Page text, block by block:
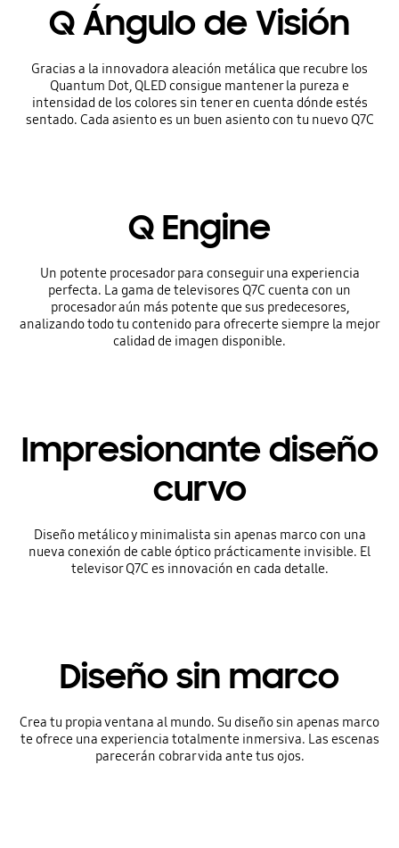
Q Ángulo de Visión
Gracias a la innovadora aleación metálica que recubre los
Quantum Dot, QLED consigue mantener la pureza e
intensidad de los colores sin tener en cuenta dónde estés
sentado. Cada asiento es un buen asiento con tu nuevo Q7C
Q Engine
Un potente procesador para conseguir una experiencia
perfecta. La gama de televisores Q7C cuenta con un
procesador aún más potente que sus predecesores,
analizando todo tu contenido para ofrecerte siempre la mejor
calidad de imagen disponible.
Impresionante diseño
curvo
Diseño metálico y minimalista sin apenas marco con una
nueva conexión de cable óptico prácticamente invisible. El
televisor Q7C es innovación en cada detalle.
Diseño sin marco
Crea tu propia ventana al mundo. Su diseño sin apenas marco
te ofrece una experiencia totalmente inmersiva. Las escenas
parecerán cobrar vida ante tus ojos.